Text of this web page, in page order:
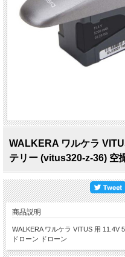
WALKERA ワルケラ
テリー (vitus320-z-36) 空
商品説明
WALKERA ワルケラ VITUS 用 11.4V
ドローン ドローン